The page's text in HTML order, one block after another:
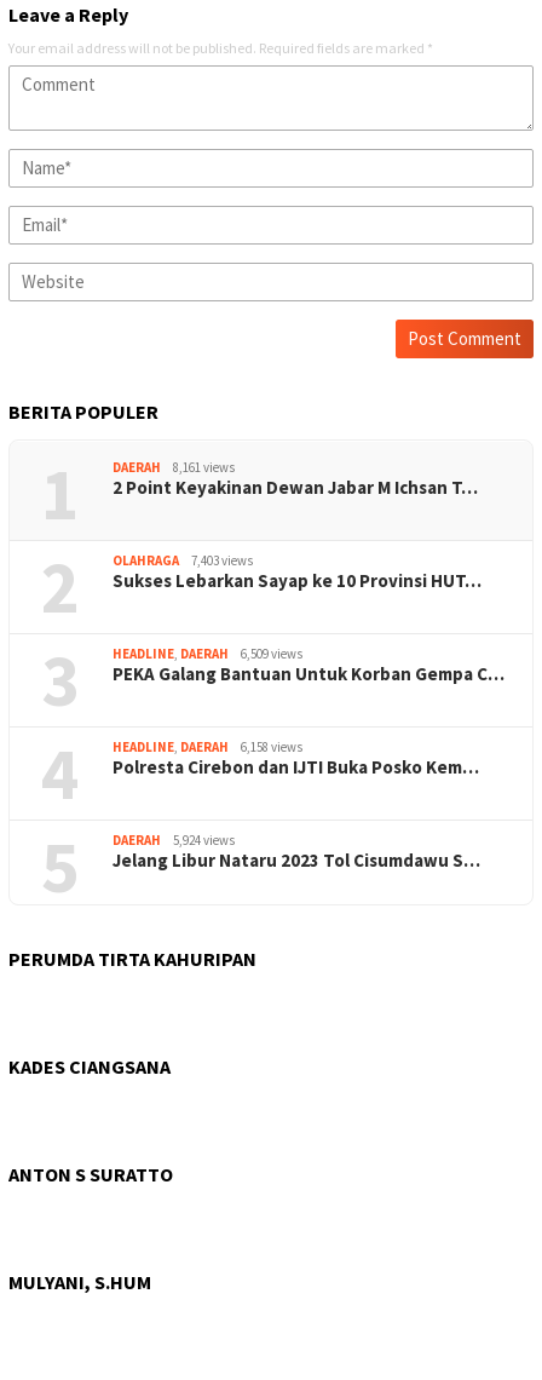
Leave a Reply
Your email address will not be published. Required fields are marked *
BERITA POPULER
1 DAERAH 8,161 views
2 Point Keyakinan Dewan Jabar M Ichsan T…
2 OLAHRAGA 7,403 views
Sukses Lebarkan Sayap ke 10 Provinsi HUT…
3 HEADLINE, DAERAH 6,509 views
PEKA Galang Bantuan Untuk Korban Gempa C…
4 HEADLINE, DAERAH 6,158 views
Polresta Cirebon dan IJTI Buka Posko Kem…
5 DAERAH 5,924 views
Jelang Libur Nataru 2023 Tol Cisumdawu S…
PERUMDA TIRTA KAHURIPAN
KADES CIANGSANA
ANTON S SURATTO
MULYANI, S.HUM